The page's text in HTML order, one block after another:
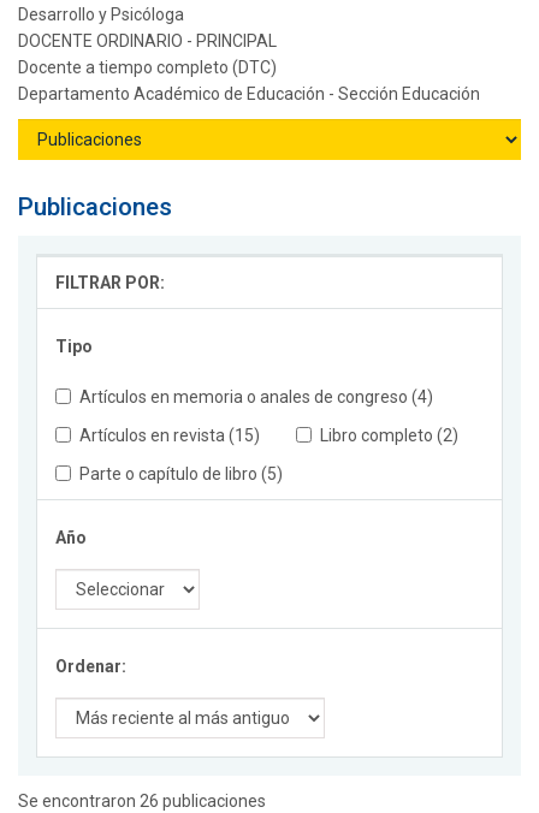
Desarrollo y Psicóloga
DOCENTE ORDINARIO - PRINCIPAL
Docente a tiempo completo (DTC)
Departamento Académico de Educación - Sección Educación
Publicaciones
FILTRAR POR:
Tipo
Artículos en memoria o anales de congreso (4)
Artículos en revista (15)
Libro completo (2)
Parte o capítulo de libro (5)
Año
Ordenar:
Se encontraron 26 publicaciones